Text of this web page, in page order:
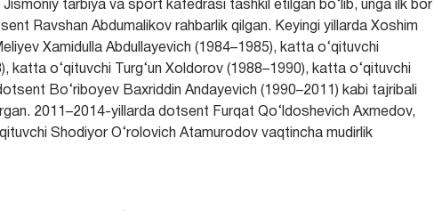
tarbiya va sport kafedrasi tashkil etilgan bo‘lib, unga ilk bor
Ravshan Abdumalikov rahbarlik qilgan. Keyingi yillarda Xoshim
Xamidulla Abdullayevich (1984–1985), katta o‘qituvchi
katta o‘qituvchi Turg‘un Xoldorov (1988–1990), katta o‘qituvchi
Bo‘riboyev Baxriddin Andayevich (1990–2011) kabi tajribali
2011–2014-yillarda dotsent Furqat Qo‘ldoshevich Axmedov,
Shodiyor O‘rolovich Atamurodov vaqtincha mudirlik